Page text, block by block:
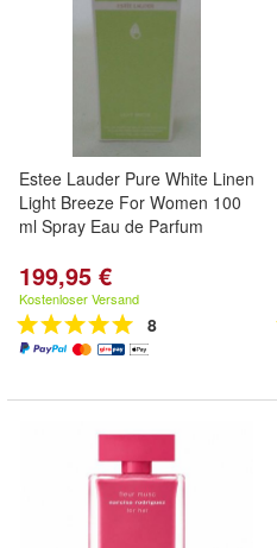
Estee Lauder Pure White Linen
Light Breeze For Women 100
ml Spray Eau de Parfum
199,95 €
Kostenloser Versand
8